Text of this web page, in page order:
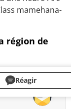
mamehana-
région de
Réagir